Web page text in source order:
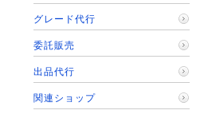
グレード代行
委託販売
出品代行
関連ショップ